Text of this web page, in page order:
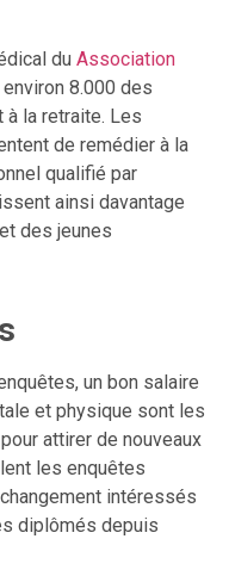
du Association
8.000 des
la retraite. Les
de remédier à la
qualifié par
ainsi davantage
des jeunes
un bon salaire
et physique sont les
attirer de nouveaux
les enquêtes
intéressés
diplômés depuis